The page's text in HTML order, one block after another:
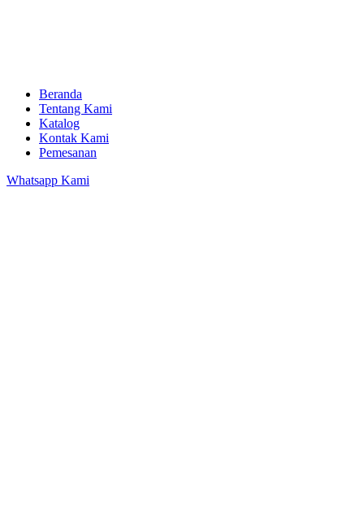
Beranda
Tentang Kami
Katalog
Kontak Kami
Pemesanan
Whatsapp Kami